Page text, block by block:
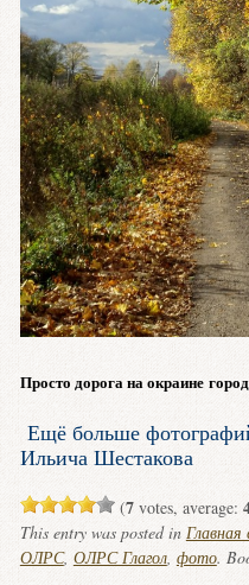
Просто дорога на окраине
Ещё больше
Ильича Шестакова
(7votes, average:
This entry was posted in
ОЛРС, ОЛРС Глагол, фото.